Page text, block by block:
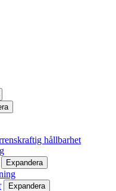
hållbarhet
Expandera
Expandera